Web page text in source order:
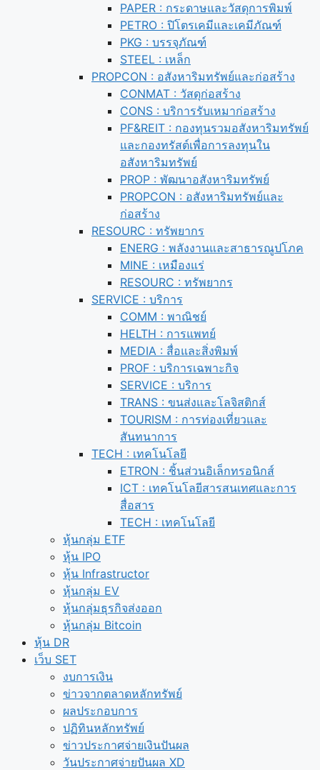
PAPER : กระดาษและวัสดุการพิมพ์
PETRO : ปิโตรเคมีและเคมีภัณฑ์
PKG : บรรจุภัณฑ์
STEEL : เหล็ก
PROPCON : อสังหาริมทรัพย์และก่อสร้าง
CONMAT : วัสดุก่อสร้าง
CONS : บริการรับเหมาก่อสร้าง
PF&REIT : กองทุนรวมอสังหาริมทรัพย์
และกองทรัสต์เพื่อการลงทุนใน
อสังหาริมทรัพย์
PROP : พัฒนาอสังหาริมทรัพย์
PROPCON : อสังหาริมทรัพย์และ
ก่อสร้าง
RESOURC : ทรัพยากร
ENERG : พลังงานและสาธารณูปโภค
MINE : เหมืองแร่
RESOURC : ทรัพยากร
SERVICE : บริการ
COMM : พาณิชย์
HELTH : การแพทย์
MEDIA : สื่อและสิ่งพิมพ์
PROF : บริการเฉพาะกิจ
SERVICE : บริการ
TRANS : ขนส่งและโลจิสติกส์
TOURISM : การท่องเที่ยวและ
สันทนาการ
TECH : เทคโนโลยี
ETRON : ชิ้นส่วนอิเล็กทรอนิกส์
ICT : เทคโนโลยีสารสนเทศและการ
สื่อสาร
TECH : เทคโนโลยี
หุ้นกลุ่ม ETF
หุ้น IPO
หุ้น Infrastructor
หุ้นกลุ่ม EV
หุ้นกลุ่มธุรกิจส่งออก
หุ้นกลุ่ม Bitcoin
หุ้น DR
เว็บ SET
งบการเงิน
ข่าวจากตลาดหลักทรัพย์
ผลประกอบการ
ปฏิทินหลักทรัพย์
ข่าวประกาศจ่ายเงินปันผล
วันประกาศจ่ายปันผล XD